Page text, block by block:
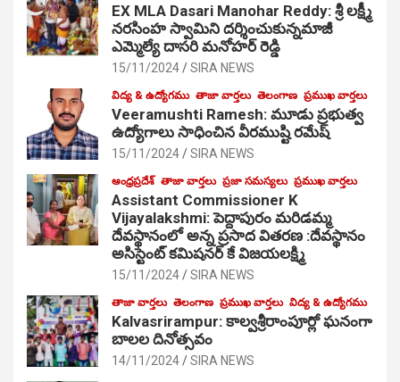
EX MLA Dasari Manohar Reddy: శ్రీ లక్ష్మీ
నరసింహ స్వామిని దర్శించుకున్నమాజీ
ఎమ్మెల్యే దాసరి మనోహర్ రెడ్డి
15/11/2024 SIRA NEWS
విద్య & ఉద్యోగము తాజా వార్తలు తెలంగాణ ప్రముఖ వార్తలు
Veeramushti Ramesh: మూడు ప్రభుత్వ
ఉద్యోగాలు సాధించిన వీరముష్టి రమేష్
15/11/2024 SIRA NEWS
ఆంధ్రప్రదేశ్ తాజా వార్తలు ప్రజా సమస్యలు ప్రముఖ వార్తలు
Assistant Commissioner K
Vijayalakshmi: పెద్దాపురం మరిడమ్మ
దేవస్థానంలో అన్న ప్రసాద వితరణ :దేవస్థానం
అసిస్టెంట్ కమిషనర్ కే విజయలక్ష్మి
15/11/2024 SIRA NEWS
తాజా వార్తలు తెలంగాణ ప్రముఖ వార్తలు విద్య & ఉద్యోగము
Kalvasrirampur: కాల్వశ్రీరాంపూర్లో ఘనంగా
బాలల దినోత్సవం
14/11/2024 SIRA NEWS